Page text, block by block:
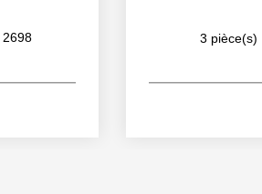
2698 3 pièce(s)